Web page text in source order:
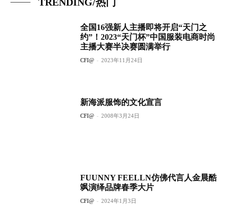
全国16强新人主播即将开启“天门之
约”！2023“天门杯”中国服装电商时尚
主播大赛半决赛圆满举行
CFI@ - 2023年11月24日
新海派服饰的文化宣言
CFI@ - 2008年3月24日
FUUNNY FEELLN仿佛代言人金晨酷
飒演绎品牌春季大片
CFI@ - 2024年1月3日